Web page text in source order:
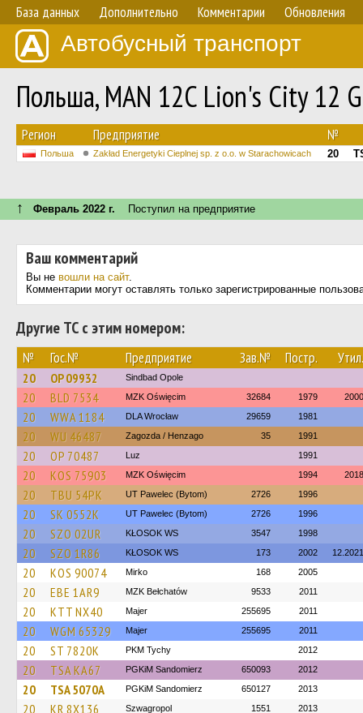
База данных Дополнительно Комментарии Обновления
Автобусный транспорт
Польша, MAN 12C Lion's City
Регион Предприятие №
Польша Zakład Energetyki Cieplnej sp. z o.o. w Starachowicach 20
↑ Февраль 2022 г. Поступил на предприятие
Ваш комментарий
Вы не вошли на сайт.
Комментарии могут оставлять только зарегистрированные
Другие ТС с этим номером:
№ Гос.№ Предприятие Зав.№ Постр. Утил.
20 OP 09932 Sindbad Opole
20 BLD 7534 MZK Oświęcim 32684 1979 2000
20 WWA 1184 DLA Wrocław 29659 1981
20 WU 46487 Zagozda / Henzago 35 1991
20 OP 70487 Luz 1991
20 KOS 75903 MZK Oświęcim 1994 2018
20 TBU 54PK UT Pawelec (Bytom) 2726 1996
20 SK 0552K UT Pawelec (Bytom) 2726 1996
20 SZO 02UR KŁOSOK WS 3547 1998
20 SZO 1R86 KŁOSOK WS 173 2002 12.2021
20 KOS 90074 Mirko 168 2005
20 EBE 1AR9 MZK Bełchatów 9533 2011
20 KTT NX40 Majer 255695 2011
20 WGM 65329 Majer 255695 2011
20 ST 7820K PKM Tychy 2012
20 TSA KA67 PGKiM Sandomierz 650093 2012
20 TSA 5070A PGKiM Sandomierz 650127 2013
20 KR 8X136 Szwagropol 1551 2013